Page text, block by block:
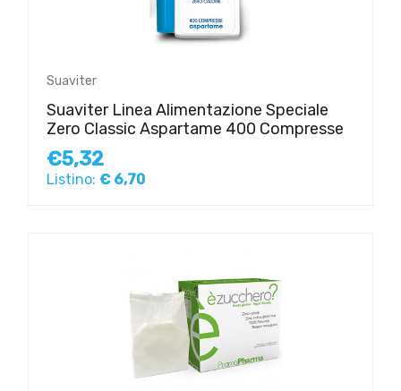
Suaviter
Suaviter Linea Alimentazione Speciale
Zero Classic Aspartame 400 Compresse
€5,32
Listino: € 6,70